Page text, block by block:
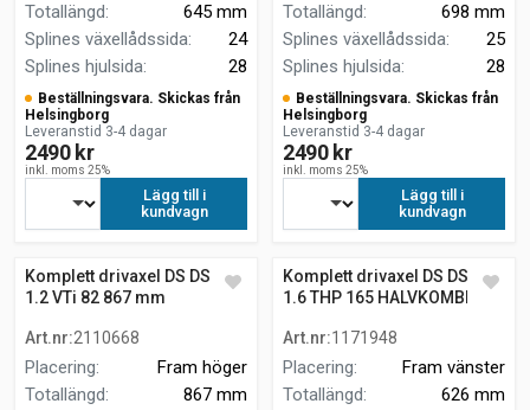
Totallängd:
645 mm
Splines växellådssida:
24
Splines hjulsida: 28
Beställningsvara. Skickas från
Helsingborg
Leveranstid 3-4 dagar
2490 kr
inkl. moms 25%
Lägg till i
kundvagn
Totallängd:
698 mm
Splines växellådssida:
25
Splines hjulsida: 28
Beställningsvara. Skickas från
Helsingborg
Leveranstid 3-4 dagar
2490 kr
inkl. moms 25%
Lägg till i
kundvagn
Komplett drivaxel DS DS 3
1.2 VTi 82 867 mm
Art.nr:2110668
Placering:
Fram höger
Totallängd:
867 mm
Komplett drivaxel DS DS 3
1.6 THP 165 HALVKOMBI
Art.nr:1171948
Placering:
Fram vänster
Totallängd:
626 mm